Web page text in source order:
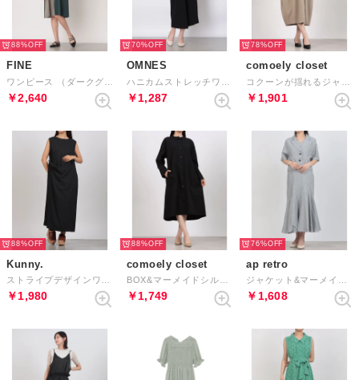
88%
FINE
￥2,640
70%
OMNES
￥1,287
78%
comoely closet
￥1,901
88%
Kunny.
￥1,980
88%
comoely closet
￥1,749
76%
ap retro
￥1,608